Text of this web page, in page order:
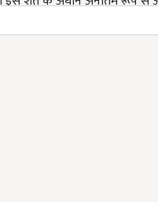
या उससे पहले स्नातक परीक्षा